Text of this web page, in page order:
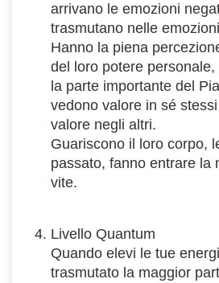
arrivano le emozioni
trasmutano nelle
Hanno la piena
del loro potere
la parte importante del
vedono valore in sé
valore negli altri.
Guariscono il loro corpo,
passato, fanno entrare la
vite.
Livello Quantum
Quando elevi le tue
trasmutato la maggior